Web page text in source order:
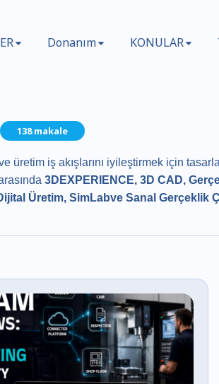
Donanım KONULAR
138 makale
üretim iş akışlarını iyileştirmek için
3DEXPERIENCE, 3D CAD,
Üretim, SimLabve Sanal Gerçeklik